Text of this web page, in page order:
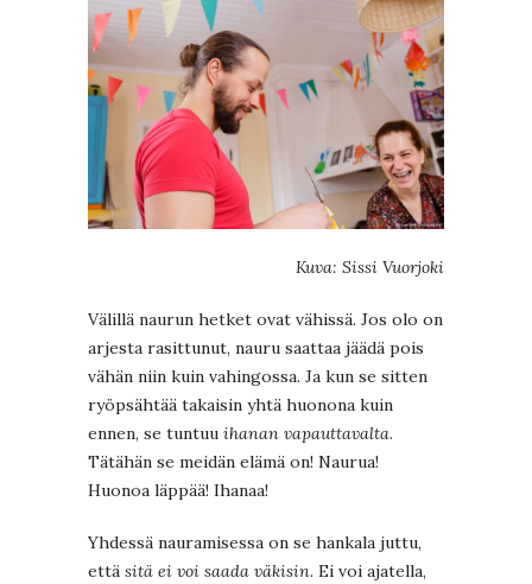
Kuva: Sissi Vuorjoki
Välillä naurun hetket ovat vähissä. Jos olo on
arjesta rasittunut, nauru saattaa jäädä pois
vähän niin kuin vahingossa. Ja kun se sitten
ryöpsähtää takaisin yhtä huonona kuin
ennen, se tuntuu ihanan vapauttavalta.
Tätähän se meidän elämä on! Naurua!
Huonoa läppää! Ihanaa!
Yhdessä nauramisessa on se hankala juttu,
että sitä ei voi saada väkisin. Ei voi ajatella,